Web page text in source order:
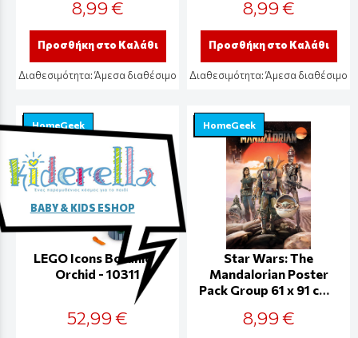
8,99 €
Προσθήκη στο Καλάθι
Διαθεσιμότητα:Άμεσα διαθέσιμο
8,99 €
Προσθήκη στο Καλάθι
Διαθεσιμότητα:Άμεσα διαθέσιμο
HomeGeek
LEGO Icons Botanical
Orchid - 10311
52,99 €
HomeGeek
Star Wars: The
Mandalorian Poster
Pack Group 61 x 91 cm -
8,99 €
BABY & KIDS ESHOP